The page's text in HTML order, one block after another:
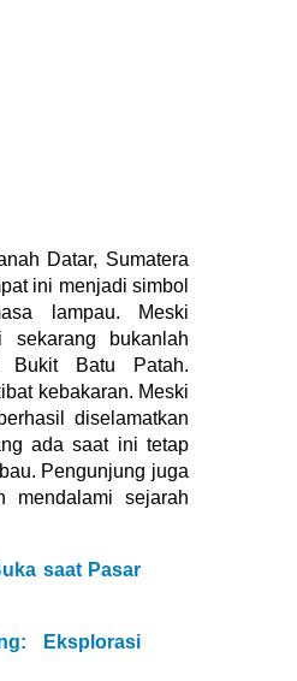
Datar, Sumatera
ini menjadi simbol
lampau. Meski
sekarang bukanlah
Batu Patah.
kebakaran. Meski
diselamatkan
ada saat ini tetap
Pengunjung juga
mendalami sejarah
saat Pasar
Eksplorasi